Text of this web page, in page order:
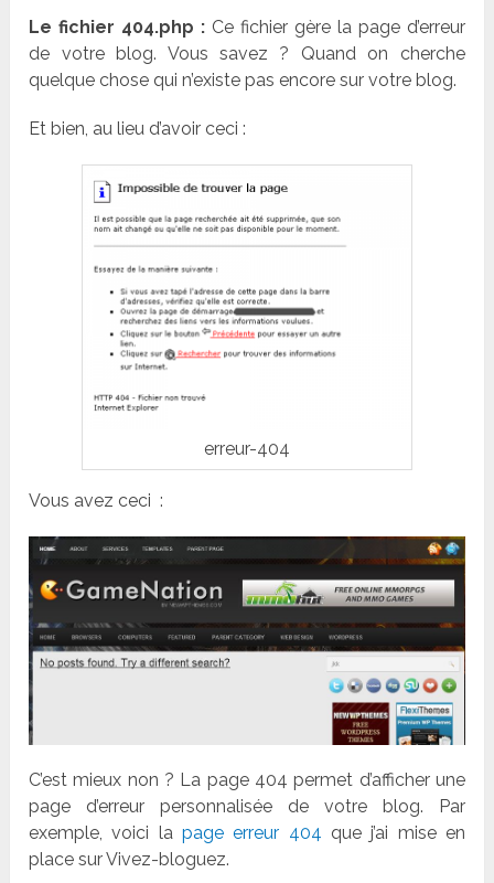
Le fichier 404.php : Ce fichier gère la page d’erreur
de votre blog. Vous savez ? Quand on cherche
quelque chose qui n’existe pas encore sur votre blog.
Et bien, au lieu d’avoir ceci :
erreur-404
Vous avez ceci :
C’est mieux non ? La page 404 permet d’afficher une
page d’erreur personnalisée de votre blog. Par
exemple, voici la page erreur 404 que j’ai mise en
place sur Vivez-bloguez.